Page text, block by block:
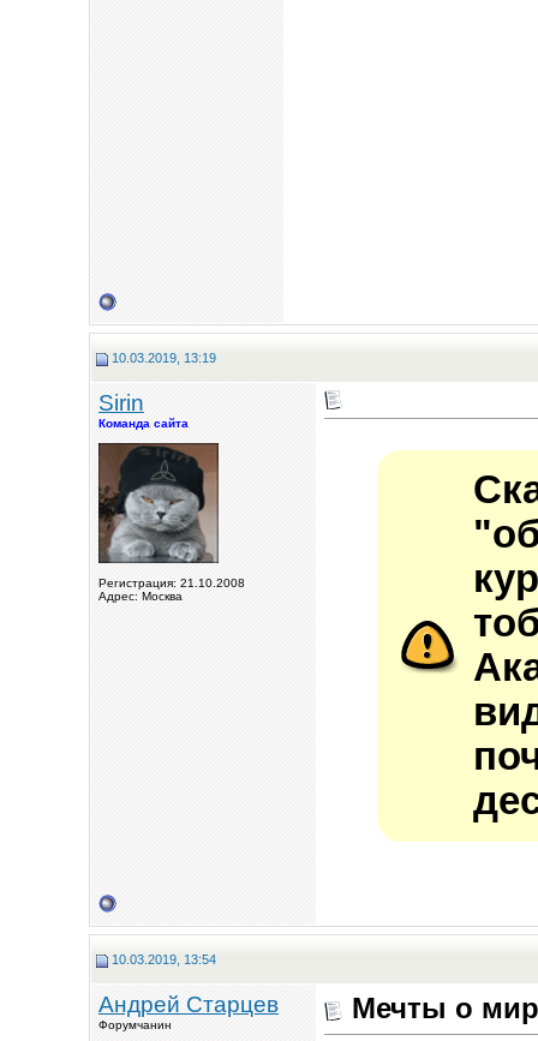
10.03.2019, 13:19
Sirin
Команда сайта
Регистрация: 21.10.2008
Адрес: Москва
10.03.2019, 13:54
Андрей Старцев
Форумчанин
Мечты о